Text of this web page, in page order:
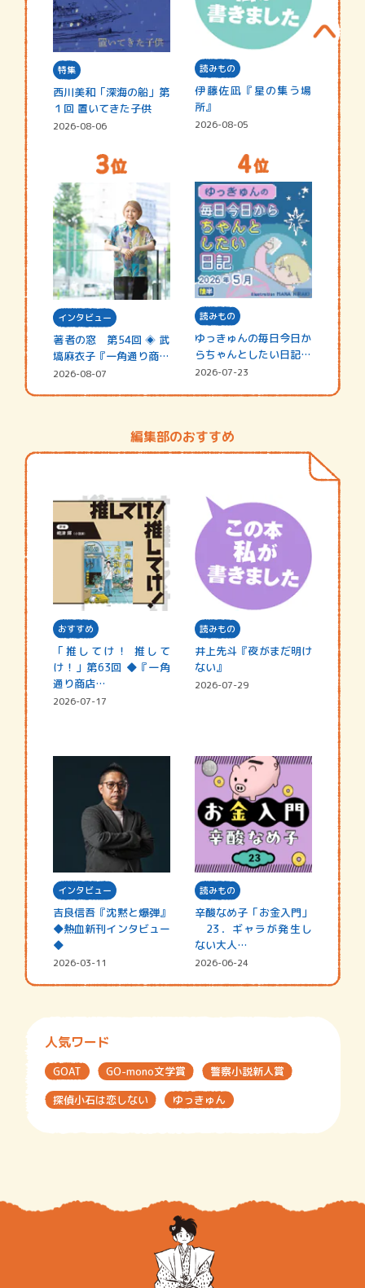
特集
西川美和「深海の船」第
１回 置いてきた子供
2026-08-06
読みもの
伊藤佐凪『星の集う場
所』
2026-08-05
インタビュー
著者の窓 第54回 ◈ 武
塙麻衣子『一角通り商店
街の…
2026-08-07
読みもの
ゆっきゅんの毎日今日か
らちゃんとしたい日記
☆202…
2026-07-23
編集部のおすすめ
おすすめ
「推してけ！ 推して
け！」第63回 ◆『一角
通り商店…
2026-07-17
読みもの
井上先斗『夜がまだ明け
ない』
2026-07-29
インタビュー
吉良信吾『沈黙と爆弾』
◆熱血新刊インタビュー
◆
2026-03-11
読みもの
辛酸なめ子「お金入門」
23．ギャラが発生し
ない大人…
2026-06-24
人気ワード
GOAT GO-mono文学賞
警察小説新人賞
探偵小石は恋しない
ゆっきゅん